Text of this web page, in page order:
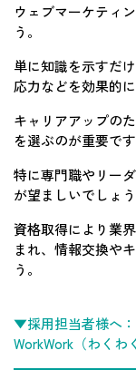
ウェブマーケティ
う。
単に知識を示すだ
応力などを効果的
キャリアアップの
を選ぶのが重要です
特に専門職やリー
が望ましいでしょう
資格取得により業
まれ、情報交換や
う。
▼採用担当者様へ
WorkWork（わくわ